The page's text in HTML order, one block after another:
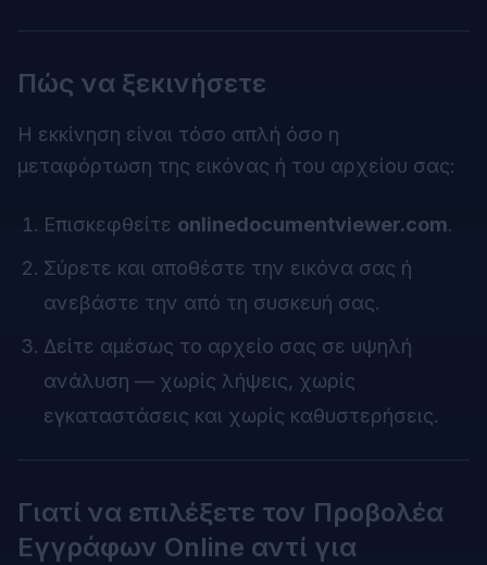
Πώς να ξεκινήσετε
Η εκκίνηση είναι τόσο απλή όσο η
μεταφόρτωση της εικόνας ή του αρχείου σας:
Επισκεφθείτε onlinedocumentviewer.com.
Σύρετε και αποθέστε την εικόνα σας ή
ανεβάστε την από τη συσκευή σας.
Δείτε αμέσως το αρχείο σας σε υψηλή
ανάλυση — χωρίς λήψεις, χωρίς
εγκαταστάσεις και χωρίς καθυστερήσεις.
Γιατί να επιλέξετε τον Προβολέα
Εγγράφων Online αντί για